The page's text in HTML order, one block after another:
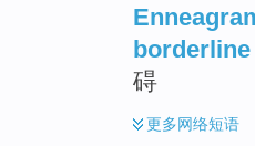
碍
更多网络短语